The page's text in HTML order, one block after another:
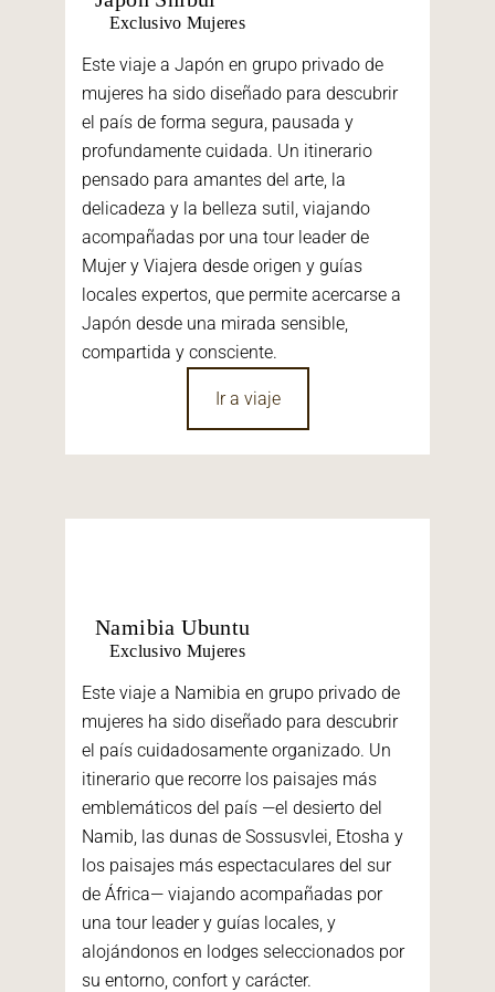
Exclusivo Mujeres
Este viaje a Japón en grupo privado de
mujeres ha sido diseñado para descubrir
el país de forma segura, pausada y
profundamente cuidada. Un itinerario
pensado para amantes del arte, la
delicadeza y la belleza sutil, viajando
acompañadas por una tour leader de
Mujer y Viajera desde origen y guías
locales expertos, que permite acercarse a
Japón desde una mirada sensible,
compartida y consciente.
Ir a viaje
Namibia Ubuntu
Exclusivo Mujeres
Este viaje a Namibia en grupo privado de
mujeres ha sido diseñado para descubrir
el país cuidadosamente organizado. Un
itinerario que recorre los paisajes más
emblemáticos del país —el desierto del
Namib, las dunas de Sossusvlei, Etosha y
los paisajes más espectaculares del sur
de África— viajando acompañadas por
una tour leader y guías locales, y
alojándonos en lodges seleccionados por
su entorno, confort y carácter.